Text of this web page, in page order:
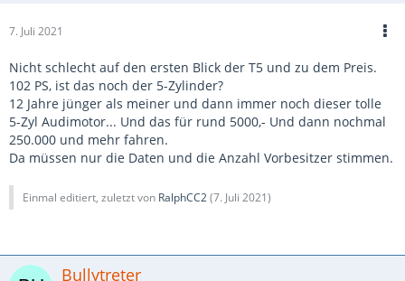
7. Juli 2021
Nicht schlecht auf den ersten Blick der T5 und zu dem Preis.
102 PS, ist das noch der 5-Zylinder?
12 Jahre jünger als meiner und dann immer noch dieser tolle
5-Zyl Audimotor... Und das für rund 5000,- Und dann nochmal
250.000 und mehr fahren.
Da müssen nur die Daten und die Anzahl Vorbesitzer stimmen.
Einmal editiert, zuletzt von RalphCC2(7. Juli 2021)
Bullytreter